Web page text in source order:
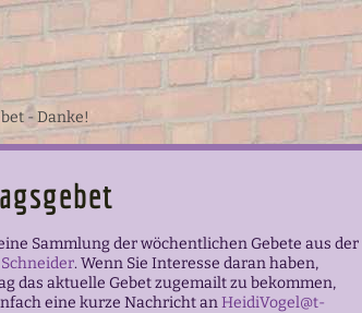
- Danke!
Sammlung der wöchentlichen Gebete aus der
. Wenn Sie Interesse daran haben,
das aktuelle Gebet zugemailt zu bekommen,
eine kurze Nachricht anHeidiVogel@t-